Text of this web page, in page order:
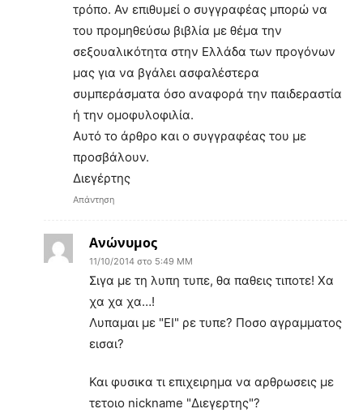
τρόπο. Αν επιθυμεί ο συγγραφέας μπορώ να
του προμηθεύσω βιβλία με θέμα την
σεξουαλικότητα στην Ελλάδα των προγόνων
μας για να βγάλει ασφαλέστερα
συμπεράσματα όσο αναφορά την παιδεραστία
ή την ομοφυλοφιλία.
Αυτό το άρθρο και ο συγγραφέας του με
προσβάλουν.
Διεγέρτης
Απάντηση
Ανώνυμος
11/10/2014 στο 5:49 ΜΜ
Σιγα με τη λυπη τυπε, θα παθεις τιποτε! Χα
χα χα χα…!
Λυπαμαι με "ΕΙ" ρε τυπε? Ποσο αγραμματος
εισαι?
Και φυσικα τι επιχειρημα να αρθρωσεις με
τετοιο nickname "Διεγερτης"?